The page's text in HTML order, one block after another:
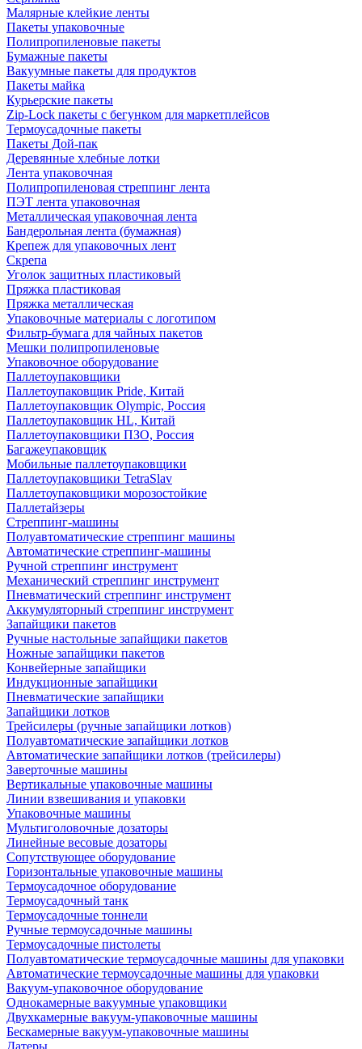
Малярные клейкие ленты
Пакеты упаковочные
Полипропиленовые пакеты
Бумажные пакеты
Вакуумные пакеты для продуктов
Пакеты майка
Курьерские пакеты
Zip-Lock пакеты с бегунком для маркетплейсов
Термоусадочные пакеты
Пакеты Дой-пак
Деревянные хлебные лотки
Лента упаковочная
Полипропиленовая стреппинг лента
ПЭТ лента упаковочная
Металлическая упаковочная лента
Бандерольная лента (бумажная)
Крепеж для упаковочных лент
Скрепа
Уголок защитных пластиковый
Пряжка пластиковая
Пряжка металлическая
Упаковочные материалы с логотипом
Фильтр-бумага для чайных пакетов
Мешки полипропиленовые
Упаковочное оборудование
Паллетоупаковщики
Паллетоупаковщик Pride, Китай
Паллетоупаковщик Olympic, Россия
Паллетоупаковщик HL, Китай
Паллетоупаковщики ПЗО, Россия
Багажеупаковщик
Мобильные паллетоупаковщики
Паллетоупаковщики TetraSlav
Паллетоупаковщики морозостойкие
Паллетайзеры
Стреппинг-машины
Полуавтоматические стреппинг машины
Автоматические стреппинг-машины
Ручной стреппинг инструмент
Механический стреппинг инструмент
Пневматический стреппинг инструмент
Аккумуляторный стреппинг инструмент
Запайщики пакетов
Ручные настольные запайщики пакетов
Ножные запайщики пакетов
Конвейерные запайщики
Индукционные запайщики
Пневматические запайщики
Запайщики лотков
Трейсилеры (ручные запайщики лотков)
Полуавтоматические запайщики лотков
Автоматические запайщики лотков (трейсилеры)
Заверточные машины
Вертикальные упаковочные машины
Линии взвешивания и упаковки
Упаковочные машины
Мультиголовочные дозаторы
Линейные весовые дозаторы
Сопутствующее оборудование
Горизонтальные упаковочные машины
Термоусадочное оборудование
Термоусадочный танк
Термоусадочные тоннели
Ручные термоусадочные машины
Термоусадочные пистолеты
Полуавтоматические термоусадочные машины для упаковки
Автоматические термоусадочные машины для упаковки
Вакуум-упаковочное оборудование
Однокамерные вакуумные упаковщики
Двухкамерные вакуум-упаковочные машины
Бескамерные вакуум-упаковочные машины
Датеры